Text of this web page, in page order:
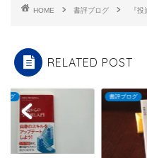
HOME 書評ブログ 『
RELATED POST
ログ 書評ブログ